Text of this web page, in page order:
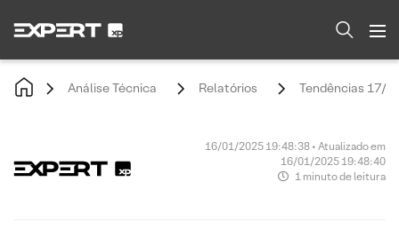
Análise Técnica Relatórios Tendências 17/
16/01/2025 19:48:38 • Atualizado em
16/01/2025 19:48:40
1 minuto de leitura